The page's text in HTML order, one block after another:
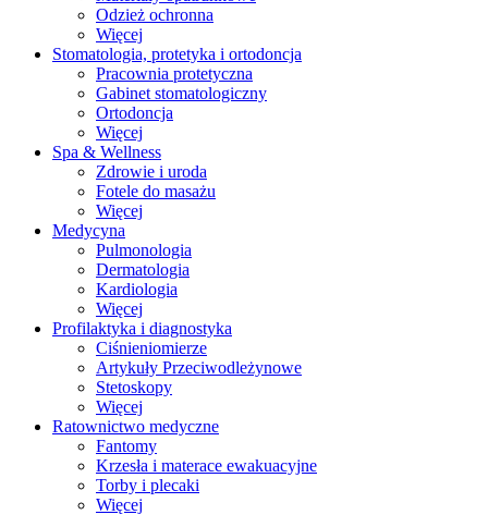
Odzież ochronna
Więcej
Stomatologia, protetyka i ortodoncja
Pracownia protetyczna
Gabinet stomatologiczny
Ortodoncja
Więcej
Spa & Wellness
Zdrowie i uroda
Fotele do masażu
Więcej
Medycyna
Pulmonologia
Dermatologia
Kardiologia
Więcej
Profilaktyka i diagnostyka
Ciśnieniomierze
Artykuły Przeciwodleżynowe
Stetoskopy
Więcej
Ratownictwo medyczne
Fantomy
Krzesła i materace ewakuacyjne
Torby i plecaki
Więcej